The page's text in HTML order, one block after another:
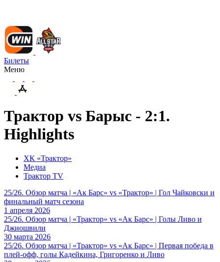
Билеты
Меню
Трактор vs Барыс - 2:1.
Highlights
ХК «Трактор»
Медиа
Трактор TV
25/26. Обзор матча | «Ак Барс» vs «Трактор» | Гол Чайковски и
финальный матч сезона
1 апреля 2026
25/26. Обзор матча | «Трактор» vs «Ак Барс» | Голы Ливо и
Джиошвили
30 марта 2026
25/26. Обзор матча | «Трактор» vs «Ак Барс» | Первая победа в
плей-офф, голы Кадейкина, Григоренко и Ливо